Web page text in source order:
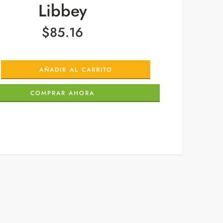
Libbey
$85.16
AÑADIR AL CARRITO
COMPRAR AHORA